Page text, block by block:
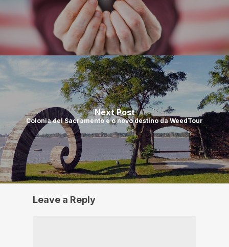
Next Post
Colonia del Sacramento é o novo destino da WeedTour
Leave a Reply